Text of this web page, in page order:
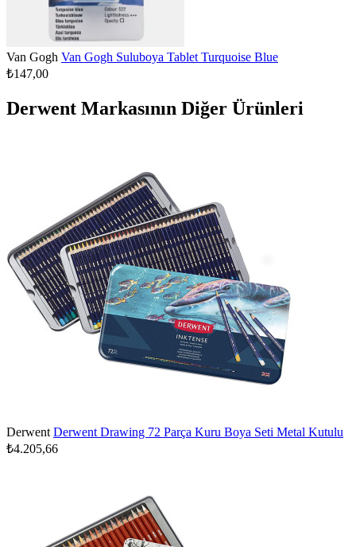
Van Gogh Van Gogh Suluboya Tablet Turquoise Blue
₺147,00
Derwent Markasının Diğer Ürünleri
Derwent Derwent Drawing 72 Parça Kuru Boya Seti Metal Kutulu
₺4.205,66